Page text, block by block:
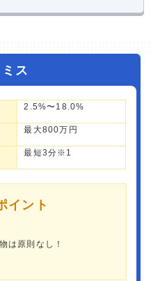
ス
2.5%〜18.0%
最大800万円
最短3分※1
イント
は原則なし！